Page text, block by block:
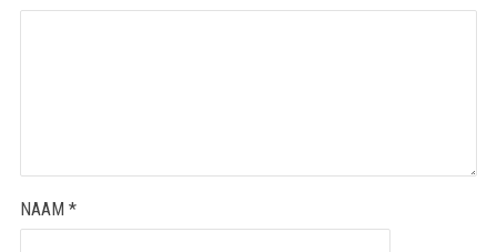
NAAM *